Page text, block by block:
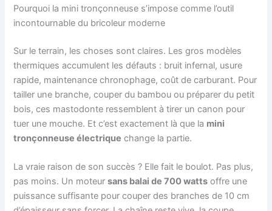
Pourquoi la mini tronçonneuse s’impose comme l’outil
incontournable du bricoleur moderne
Sur le terrain, les choses sont claires. Les gros modèles
thermiques accumulent les défauts : bruit infernal, usure
rapide, maintenance chronophage, coût de carburant. Pour
tailler une branche, couper du bambou ou préparer du petit
bois, ces mastodonte ressemblent à tirer un canon pour
tuer une mouche. Et c’est exactement là que la mini
tronçonneuse électrique change la partie.
La vraie raison de son succès ? Elle fait le boulot. Pas plus,
pas moins. Un moteursans balai de 700 watts offre une
puissance suffisante pour couper des branches de 10 cm